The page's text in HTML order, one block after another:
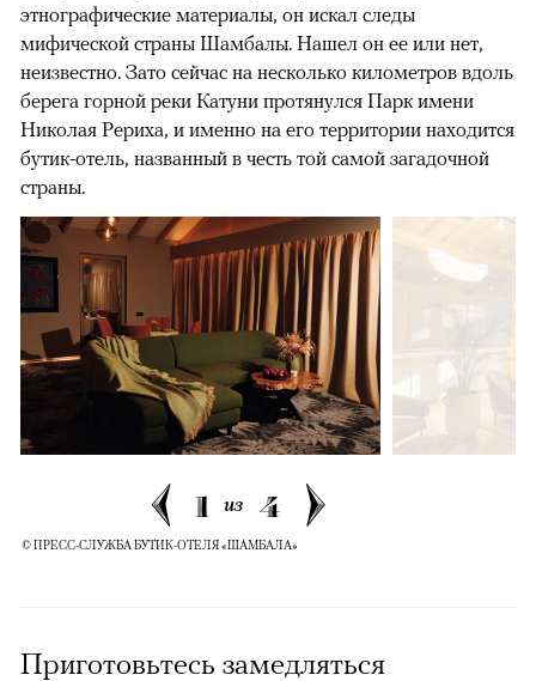
этнографические материалы, он искал следы
мифической страны Шамбалы. Нашел он ее или нет,
неизвестно. Зато сейчас на несколько километров вдоль
берега горной реки Катуни протянулся Парк имени
Николая Рериха, и именно на его территории находится
бутик-отель, названный в честь той самой загадочной
страны.
1 из 4
© ПРЕСС-СЛУЖБА БУТИК-ОТЕЛЯ «ШАМБАЛА»
Приготовьтесь замедляться